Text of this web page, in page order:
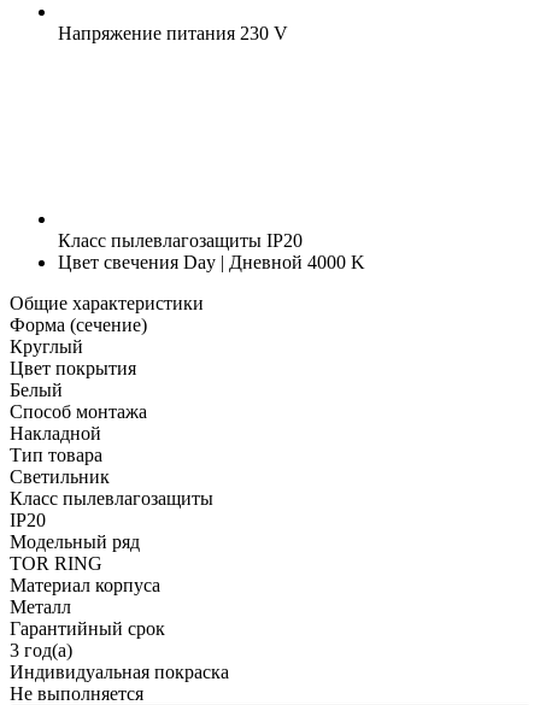
Напряжение питания 230 V
Класс пылевлагозащиты IP20
Цвет свечения Day | Дневной 4000 K
Общие характеристики
Форма (сечение)
Круглый
Цвет покрытия
Белый
Способ монтажа
Накладной
Тип товара
Светильник
Класс пылевлагозащиты
IP20
Модельный ряд
TOR RING
Материал корпуса
Металл
Гарантийный срок
3 год(а)
Индивидуальная покраска
Не выполняется